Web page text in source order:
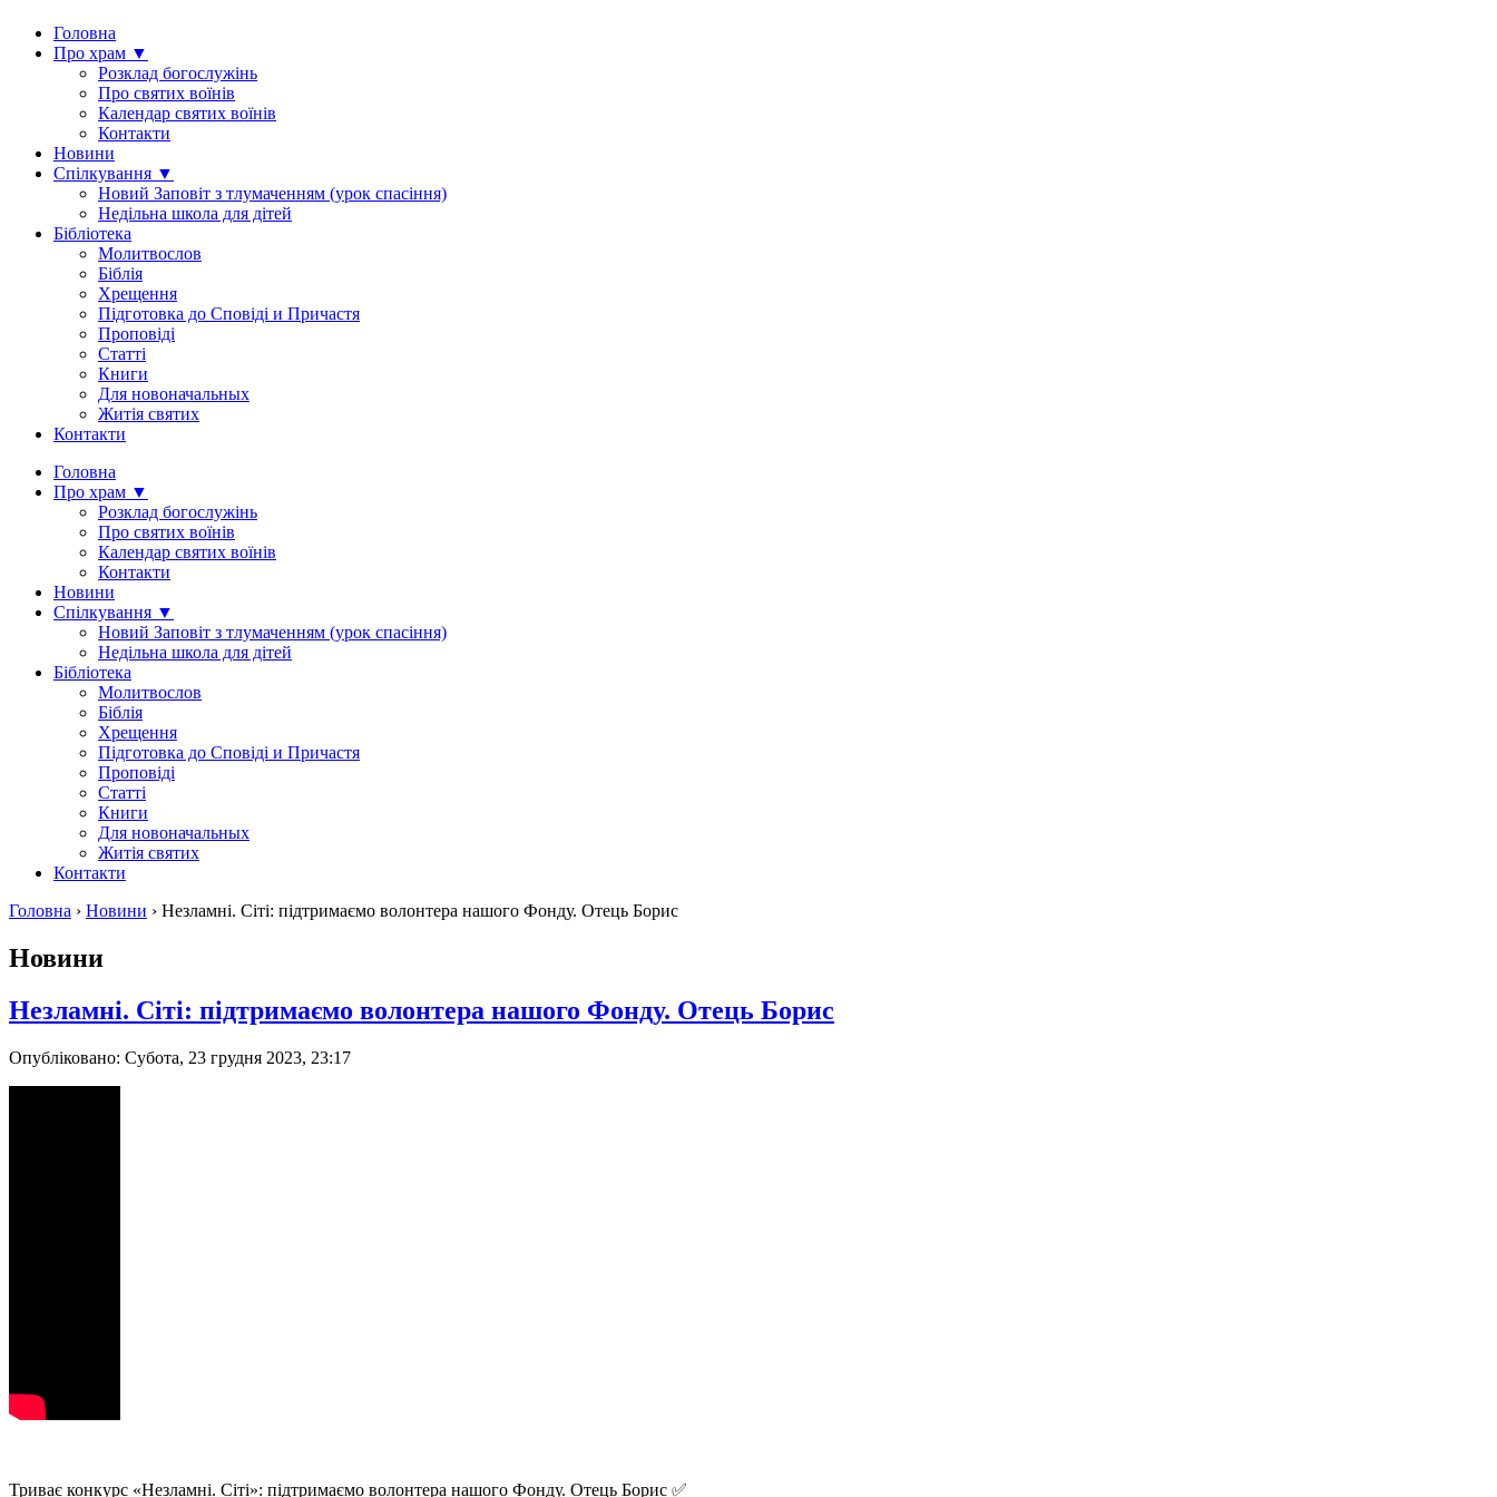
Головна
Про храм ▼
Розклад богослужінь
Про святих воїнів
Календар святих воїнів
Контакти
Новини
Спілкування ▼
Новий Заповіт з тлумаченням (урок спасіння)
Недільна школа для дітей
Бібліотека
Молитвослов
Біблія
Хрещення
Підготовка до Сповіді и Причастя
Проповіді
Статті
Книги
Для новоначальных
Житія святих
Контакти
Головна
Про храм ▼
Розклад богослужінь
Про святих воїнів
Календар святих воїнів
Контакти
Новини
Спілкування ▼
Новий Заповіт з тлумаченням (урок спасіння)
Недільна школа для дітей
Бібліотека
Молитвослов
Біблія
Хрещення
Підготовка до Сповіді и Причастя
Проповіді
Статті
Книги
Для новоначальных
Житія святих
Контакти
Головна › Новини › Незламні. Сіті: підтримаємо волонтера нашого Фонду. Отець Борис
Новини
Незламні. Сіті: підтримаємо волонтера нашого Фонду. Отець Борис
Опубліковано: Субота, 23 грудня 2023, 23:17
Триває конкурс «Незламні. Сіті»: підтримаємо волонтера нашого Фонду. Отець Борис ✅